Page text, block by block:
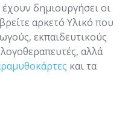
δημιουργήσει οι
αρκετό Υλικό που
εκπαιδευτικούς
αλλά
και τα